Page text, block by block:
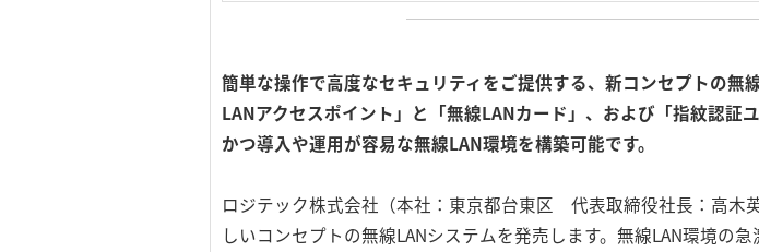
簡単な操作で高度なセキュリティをご提供する、新コンセプトの
LANアクセスポイント」と「無線LANカード」、および「指紋認証
かつ導入や運用が容易な無線LAN環境を構築可能です。
ロジテック株式会社（本社：東京都台東区 代表取締役社長：高木
しいコンセプトの無線LANシステムを発売します。無線LAN環境の